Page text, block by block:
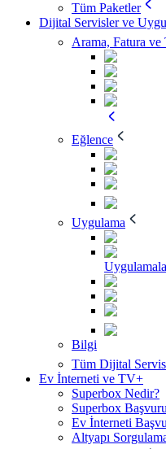
Tüm Paketler
Dijital Servisler ve
Arama, Fatura ve
Eğlence
Uygulama
Bilgi
Tüm Dijital
Ev İnterneti ve TV+
Superbox Nedir?
Superbox
Ev İnterneti
Altyapı